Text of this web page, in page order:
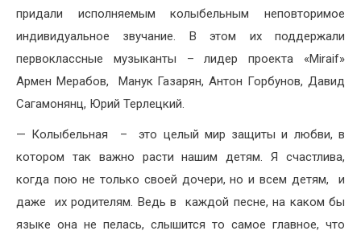
придали исполняемым колыбельным неповторимое
индивидуальное звучание. В этом их поддержали
первоклассные музыканты – лидер проекта «Miraif»
Армен Мерабов, Манук Газарян, Антон Горбунов, Давид
Сагамонянц, Юрий Терлецкий.
— Колыбельная – это целый мир защиты и любви, в
котором так важно расти нашим детям. Я счастлива,
когда пою не только своей дочери, но и всем детям, и
даже их родителям. Ведь в каждой песне, на каком бы
языке она не пелась, слышится то самое главное, что